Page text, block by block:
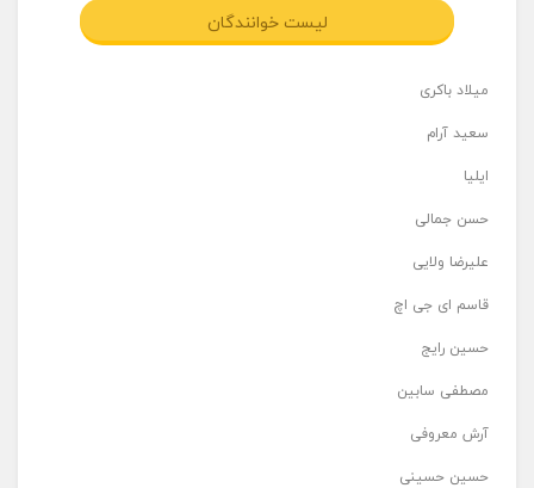
لیست خوانندگان
میلاد باکری
سعید آرام
ایلیا
حسن جمالی
علیرضا ولایی
قاسم ای جی اچ
حسین رایج
مصطفی سابین
آرش معروفی
حسین حسینی